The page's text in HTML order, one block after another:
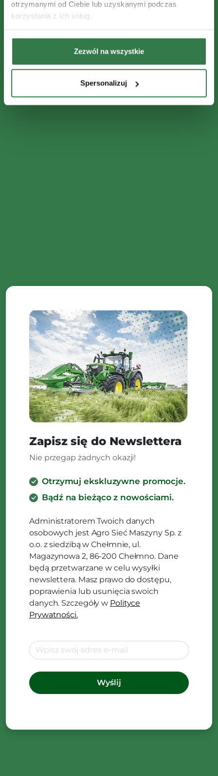
otrzymanymi od Ciebie lub uzyskanymi podczas
korzystania z ich usług.
Zezwól na wszystkie
Spersonalizuj
Zapisz się do Newslettera
Nie przegap żadnych okazji!
Otrzymuj ekskluzywne promocje.
Bądź na bieżąco z nowościami.
Administratorem Twoich danych
osobowych jest Agro Sieć Maszyny Sp. z
o.o. z siedzibą w Chełmnie, ul.
Magazynowa 2, 86-200 Chełmno. Dane
będą przetwarzane w celu wysyłki
newslettera. Masz prawo do dostępu,
poprawienia lub usunięcia swoich
danych. Szczegóły w Polityce
Prywatności.